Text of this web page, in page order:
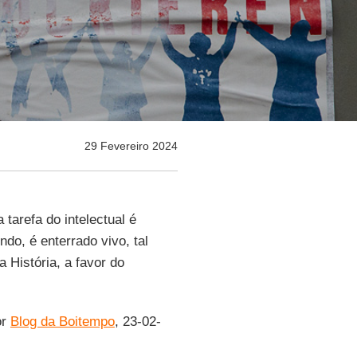
29 Fevereiro 2024
do intelectual é
é enterrado vivo, tal
História, a favor do
Blog da Boitempo, 23-02-